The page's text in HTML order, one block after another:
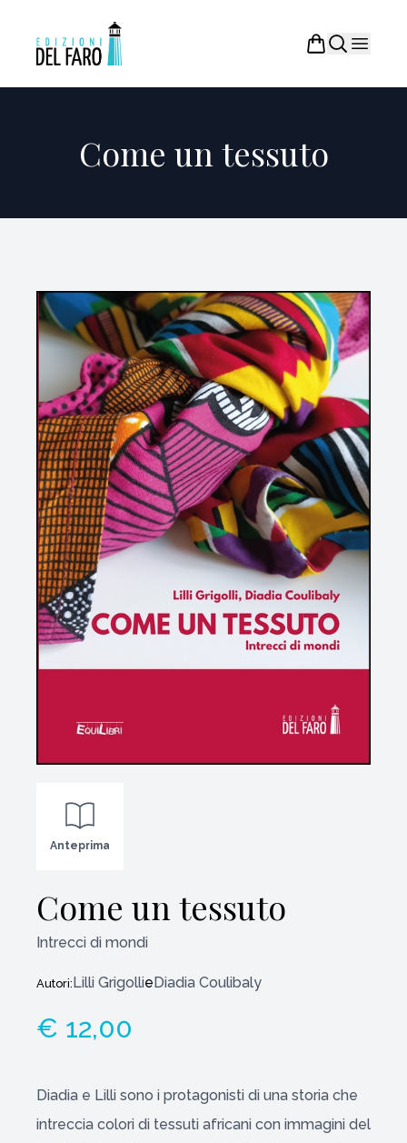
Come un tessuto
Anteprima
Come un tessuto
Intrecci di mondi
Autori:Lilli GrigollieDiadia Coulibaly
€ 12,00
Diadia e Lilli sono i protagonisti di una storia che
intreccia colori di tessuti africani con immagini del